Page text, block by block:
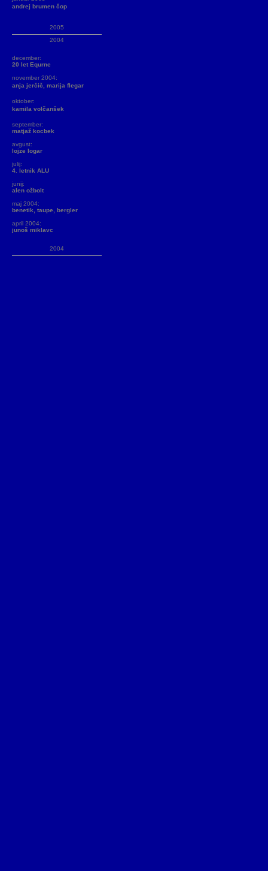
andrej brumen čop
2005
2004
december:
20 let Equrne
november 2004:
anja jerčič, marija flegar
oktober:
kamila volčanšek
september:
matjaž kocbek
avgust:
lojze logar
julij:
4. letnik ALU
junij:
alen ožbolt
maj 2004:
benetik, taupe, bergler
april 2004:
junoš miklavc
2004